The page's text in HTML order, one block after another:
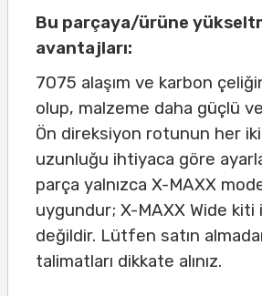
Bu parçaya/ürüne
avantajları:
7075 alaşım ve karbon
olup, malzeme daha güçlü ve
Ön direksiyon rotunun her
uzunluğu ihtiyaca göre
parça yalnızca X-MAXX
uygundur; X-MAXX Wide kiti
değildir. Lütfen satın
talimatları dikkate alınız.